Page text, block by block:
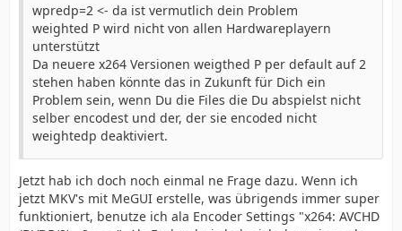
wpredp=2 <- da ist vermutlich dein Problem
weighted P wird nicht von allen Hardwareplayern
unterstützt
Da neuere x264 Versionen weigthed P per default auf 2
stehen haben könnte das in Zukunft für Dich ein
Problem sein, wenn Du die Files die Du abspielst nicht
selber encodest und der, der sie encoded nicht
weightedp deaktiviert.
Jetzt hab ich doch noch einmal ne Frage dazu. Wenn ich
jetzt MKV's mit MeGUI erstelle, was übrigends immer super
funktioniert, benutze ich ala Encoder Settings "x264: AVCHD